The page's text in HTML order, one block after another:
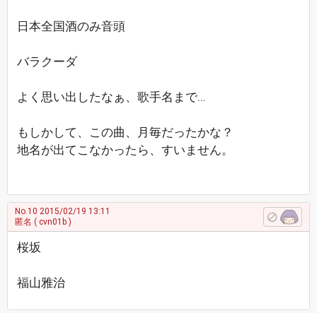
日本全国酒のみ音頭
バラクーダ
よく思い出したなぁ、歌手名まで…
もしかして、この曲、月毎だったかな？
地名が出てこなかったら、すいません。
No.10 2015/02/19 13:11
匿名 ( cvn01b )
桜坂
福山雅治